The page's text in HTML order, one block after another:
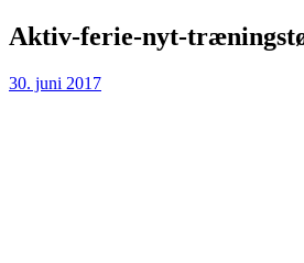
Skip
to
Aktiv-ferie-nyt-
30. juni 2017